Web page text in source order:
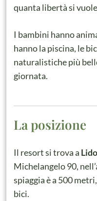
quanta libertà si
I bambini hanno
hanno la piscina, le
naturalistiche più
giornata.
La posizione
Il resort si trova a
Michelangelo 90,
spiaggia è a 500
bici.